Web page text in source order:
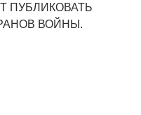
ПУБЛИКОВАТЬ
ВОЙНЫ.